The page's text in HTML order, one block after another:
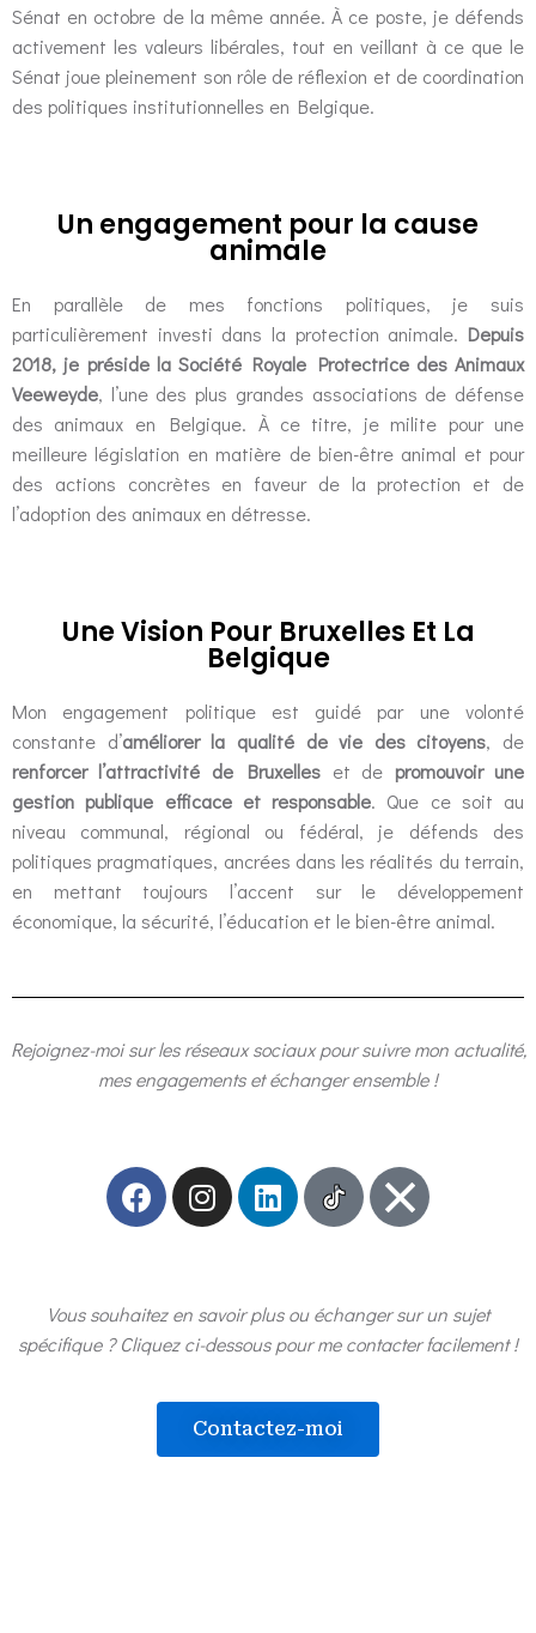
Sénat en octobre de la même année. À ce poste, je défends
activement les valeurs libérales, tout en veillant à ce que le
Sénat joue pleinement son rôle de réflexion et de coordination
des politiques institutionnelles en Belgique.
Un engagement pour la cause
animale
En parallèle de mes fonctions politiques, je suis
particulièrement investi dans la protection animale. Depuis
2018, je préside la Société Royale Protectrice des Animaux
Veeweyde, l’une des plus grandes associations de défense
des animaux en Belgique. À ce titre, je milite pour une
meilleure législation en matière de bien-être animal et pour
des actions concrètes en faveur de la protection et de
l’adoption des animaux en détresse.
Une Vision Pour Bruxelles Et La
Belgique​
Mon engagement politique est guidé par une volonté
constante d’améliorer la qualité de vie des citoyens, de
renforcer l’attractivité de Bruxelles et de promouvoir une
gestion publique efficace et responsable. Que ce soit au
niveau communal, régional ou fédéral, je défends des
politiques pragmatiques, ancrées dans les réalités du terrain,
en mettant toujours l’accent sur le développement
économique, la sécurité, l’éducation et le bien-être animal.
Rejoignez-moi sur les réseaux sociaux pour suivre mon actualité,
mes engagements et échanger ensemble !
Vous souhaitez en savoir plus ou échanger sur un sujet
spécifique ? Cliquez ci-dessous pour me contacter facilement !
Contactez-moi